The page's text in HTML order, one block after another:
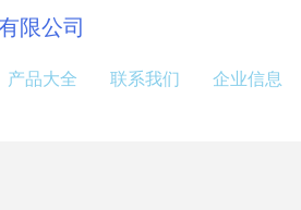
限公司
产品大全 联系我们 企业信息